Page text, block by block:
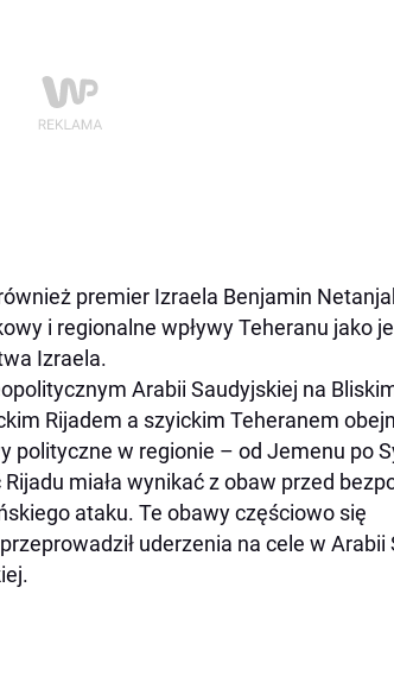
premier Izraela Benjamin
i regionalne wpływy Teheranu jako
Izraela.
Arabii Saudyjskiej na
Rijadem a szyickim Teheranem
polityczne w regionie – od Jemenu po
miała wynikać z obaw przed
ataku. Te obawy częściowo się
uderzenia na cele w Arabii